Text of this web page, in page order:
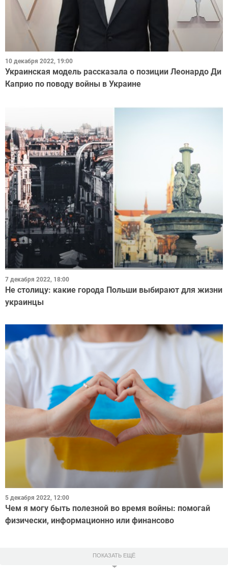
10 декабря 2022, 19:00
Украинская модель рассказала о позиции Леонардо Ди
Каприо по поводу войны в Украине
7 декабря 2022, 18:00
Не столицу: какие города Польши выбирают для жизни
украинцы
5 декабря 2022, 12:00
Чем я могу быть полезной во время войны: помогай
физически, информационно или финансово
ПОКАЗАТЬ ЕЩЁ